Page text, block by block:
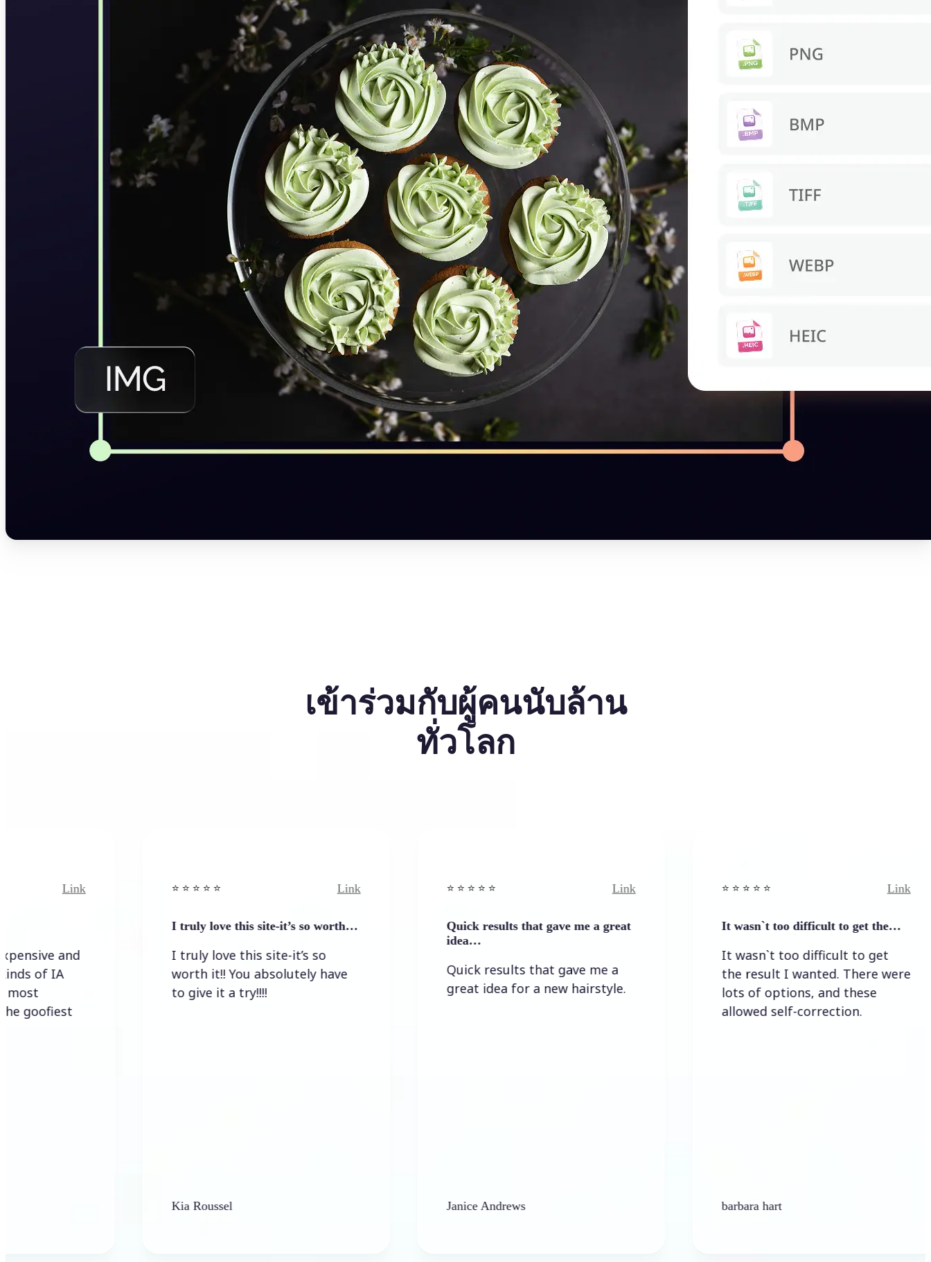
⬇️ Download Your File
Get your converted image in seconds. Download a
high-quality file ready to use anywhere.
Get Started
เข้าร่วมกับผู้คนนับล้าน
ทั่วโลก
I truly love this site-it’s so worth…
I truly love this site-it’s so
worth it!! You absolutely have
to give it a try!!!!
Quick results that gave me a great
Quick results that gave me a
great idea for a new hairstyle.
Janice Andrews
It wasn`t too difficult to get the…
It wasn`t too difficult to get
the result I wanted. There were
lots of options, and these
allowed self-correction.